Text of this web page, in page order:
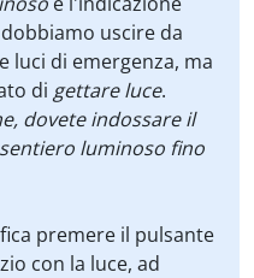
uscire da
luci di emergenza, ma
di gettare luce.
dovete indossare il
luminoso fino
premere il pulsante
con la luce, ad